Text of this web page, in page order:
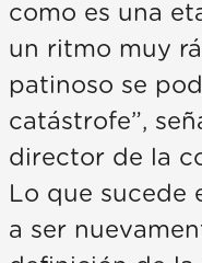
como es una
un ritmo muy
patinoso se
catástrofe”,
director de la
Lo que sucede
a ser